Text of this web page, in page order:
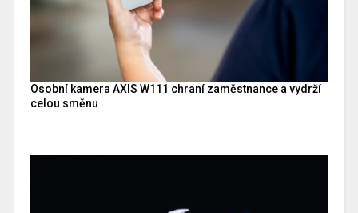
Osobní kamera AXIS W111 chraní zaměstnance a vydrží
celou směnu